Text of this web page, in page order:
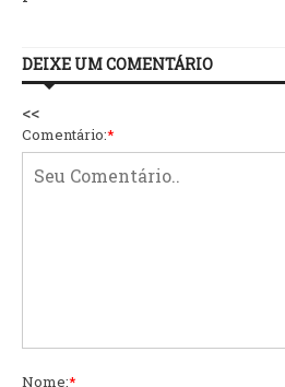
DEIXE UM COMENTÁRIO
<<
Comentário:*
Nome:*